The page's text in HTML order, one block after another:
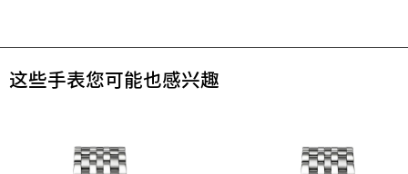
这些手表您可能也感兴趣